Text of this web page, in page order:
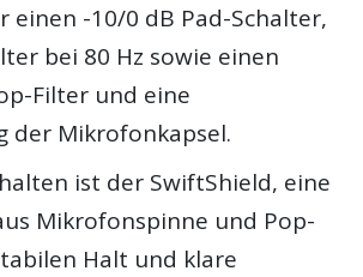
einen -10/0 dB Pad-Schalter,
bei 80 Hz sowie einen
Filter und eine
der Mikrofonkapsel.
ist der SwiftShield, eine
Mikrofonspinne und Pop-
Halt und klare